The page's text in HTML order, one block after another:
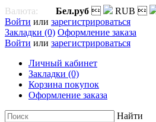
Валюта: Бел.руб  RUB 
Войти или зарегистрироваться
Закладки (0) Оформление заказа
Войти или зарегистрироваться
Личный кабинет
Закладки (0)
Корзина покупок
Оформление заказа
Найти